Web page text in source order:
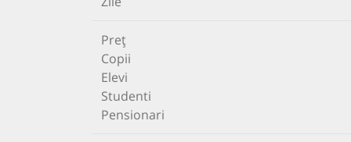
Preț
Copii
Elevi
Studenti
Pensionari